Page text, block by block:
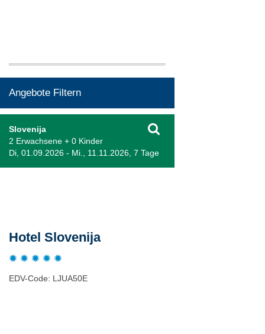
Angebote Filtern
Slovenija
2 Erwachsene + 0 Kinder
Di, 01.09.2026 - Mi., 11.11.2026, 7 Tage
Hotel Slovenija
EDV-Code: LJUA50E